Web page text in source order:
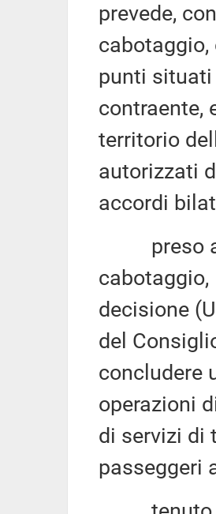
prevede,
cabotaggio,
punti
contraente,
territorio
autorizzati
accordi
preso
decisione
del
concludere
operazioni
di servizi di
passeggeri